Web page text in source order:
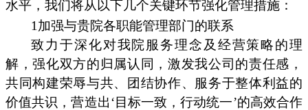
水平，我们将从以下几个关键环节强化管理措施：
1加强与贵院各职能管理部门的联系
致力于深化对我院服务理念及经营策略的理
解，强化双方的归属认同，激发我公司的责任感，
共同构建荣辱与共、团结协作、服务于整体利益的
价值共识，营造出‘目标一致，行动统一’的高效合作